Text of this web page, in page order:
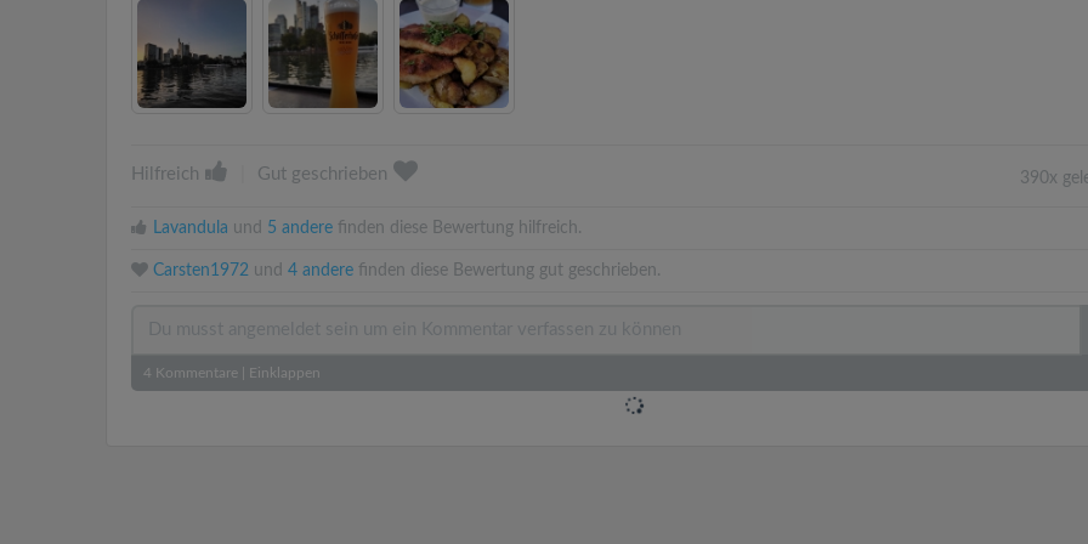
Hilfreich Gut geschrieben 390x
Lavandula und 5 andere finden diese Bewertung hilfreich.
Carsten1972 und 4 andere finden diese Bewertung gut geschrieben.
4 Kommentare Einklappen